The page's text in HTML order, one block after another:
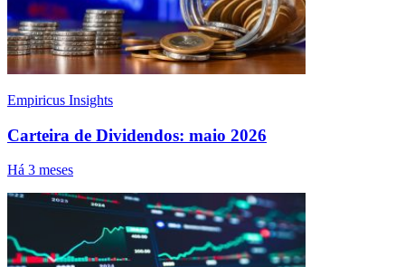
Empiricus Insights
Carteira de Dividendos: maio 2026
Há 3 meses